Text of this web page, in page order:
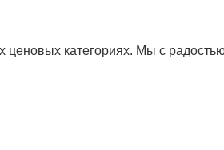
ценовых категориях. Мы с